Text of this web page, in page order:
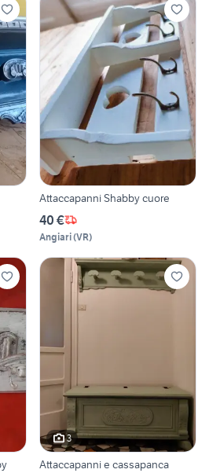
Attaccapanni Shabby cuore
40 €
Angiari(VR)
3
Attaccapanni e cassapanca